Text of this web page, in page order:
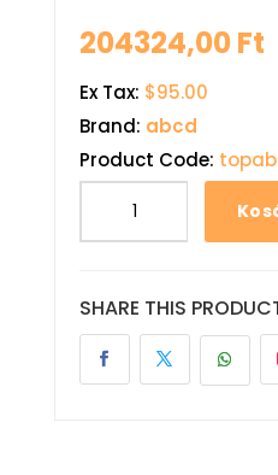
204324,00Ft
Ex Tax: $95.00
Brand: abcd
Product Code:
SHARE THIS